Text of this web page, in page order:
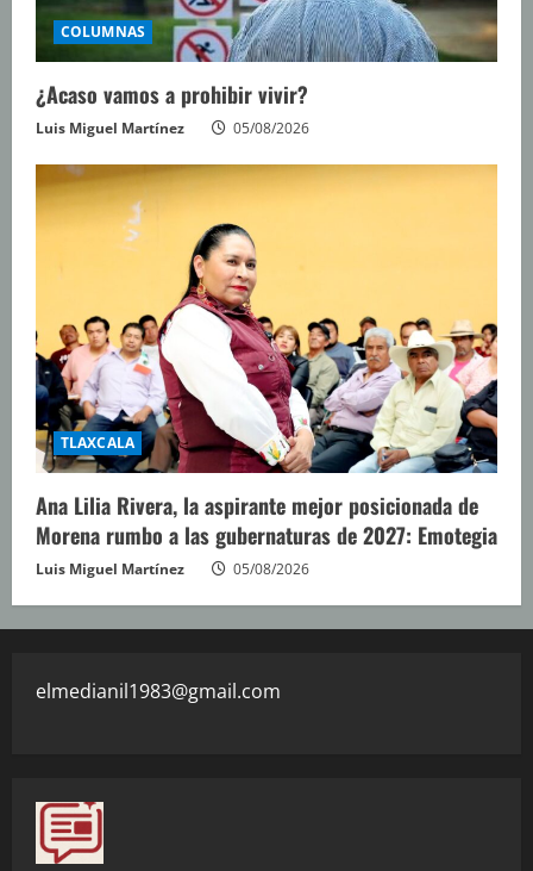
COLUMNAS
¿Acaso vamos a prohibir vivir?
Luis Miguel Martínez 05/08/2026
TLAXCALA
Ana Lilia Rivera, la aspirante mejor posicionada de
Morena rumbo a las gubernaturas de 2027: Emotegia
Luis Miguel Martínez 05/08/2026
elmedianil1983@gmail.com